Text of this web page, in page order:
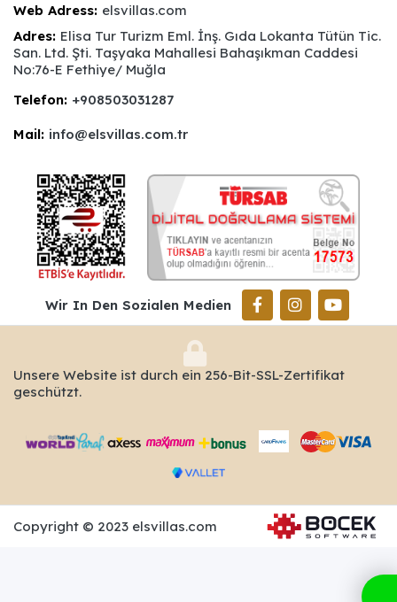
Web Adress: elsvillas.com
Adres: Elisa Tur Turizm Eml. İnş. Gıda Lokanta Tütün Tic.
San. Ltd. Şti. Taşyaka Mahallesi Bahaşıkman Caddesi
No:76-E Fethiye/ Muğla
Telefon: +908503031287
Mail: info@elsvillas.com.tr
Wir In Den Sozialen Medien
Unsere Website ist durch ein 256-Bit-SSL-Zertifikat
geschützt.
Copyright © 2023 elsvillas.com